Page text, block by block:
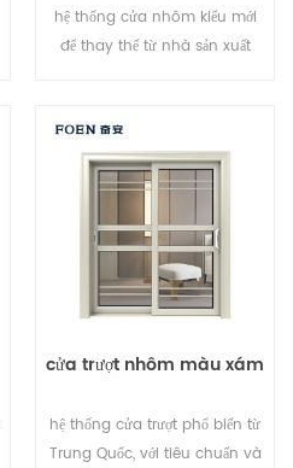
hệ thống cửa nhôm kiểu mới
để thay thế từ nhà sản xuất
cửa trượt nhôm màu xám
hệ thống cửa trượt phổ biến từ
Trung Quốc, với tiêu chuẩn và